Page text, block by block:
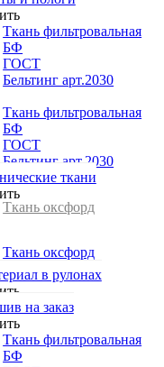
Ткань фильтровальная
БФ
ГОСТ
Бельтинг арт.2030
Ткань фильтровальная
БФ
ГОСТ
Бельтинг арт.2030
ткани​
Ткань оксфорд
Ткань оксфорд
в рулонах​
на заказ​
Ткань фильтровальная
БФ